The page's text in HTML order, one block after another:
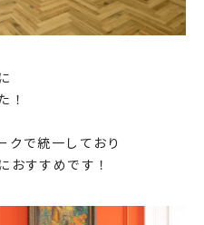
！
クで統一しており
おすすめです！